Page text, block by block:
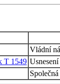
Vládní
T 1549